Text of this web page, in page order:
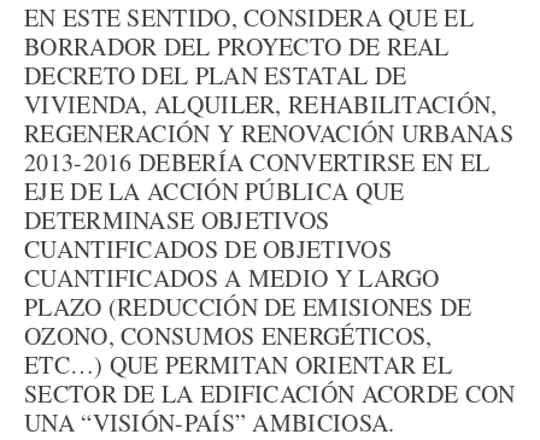
EN ESTE SENTIDO, CONSIDERA QUE EL
BORRADOR DEL PROYECTO DE REAL
DECRETO DEL PLAN ESTATAL DE
VIVIENDA, ALQUILER, REHABILITACIÓN,
REGENERACIÓN Y RENOVACIÓN URBANAS
2013-2016 DEBERÍA CONVERTIRSE EN EL
EJE DE LA ACCIÓN PÚBLICA QUE
DETERMINASE OBJETIVOS
CUANTIFICADOS DE OBJETIVOS
CUANTIFICADOS A MEDIO Y LARGO
PLAZO (REDUCCIÓN DE EMISIONES DE
OZONO, CONSUMOS ENERGÉTICOS,
ETC…) QUE PERMITAN ORIENTAR EL
SECTOR DE LA EDIFICACIÓN ACORDE CON
UNA “VISIÓN-PAÍS” AMBICIOSA.